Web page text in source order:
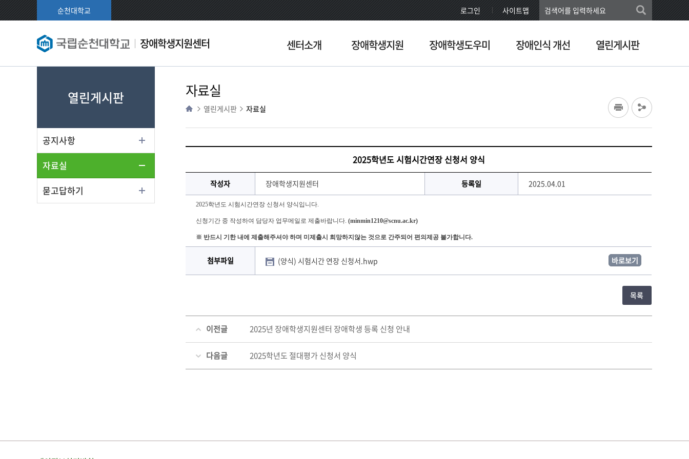
순천대학교 로그인 사이트맵
장애학생지원센터 센터소개 장애학생지원 장애학생도우미 장애인식 개선 열린게시판
열린게시판
공지사항
자료실
묻고답하기
자료실
열린게시판 자료실
2025학년도 시험시간연장 신청서 양식
작성자 장애학생지원센터 등록일 2025.04.01
2025학년도 시험시간연장 신청서 양식입니다.
신청기간 중 작성하여 담당자 업무메일로 제출바랍니다. (minmin1210@scnu.ac.kr)
※ 반드시 기한 내에 제출해주셔야 하며 미제출시 희망하지않는 것으로 간주되어 편의제공 불가합니다.
첨부파일 (양식) 시험시간 연장 신청서.hwp 바로보기
목록
이전글 2025년 장애학생지원센터 장애학생 등록 신청 안내
다음글 2025학년도 절대평가 신청서 양식